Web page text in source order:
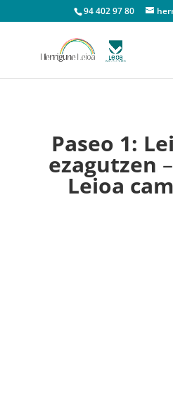
94 402 97 80
Paseo 1:
ezagutzen –
Leioa